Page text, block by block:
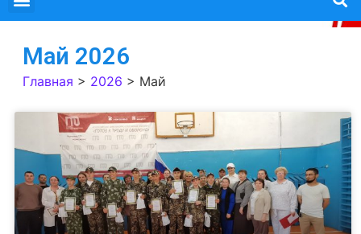
Май 2026
Главная > 2026 > Май